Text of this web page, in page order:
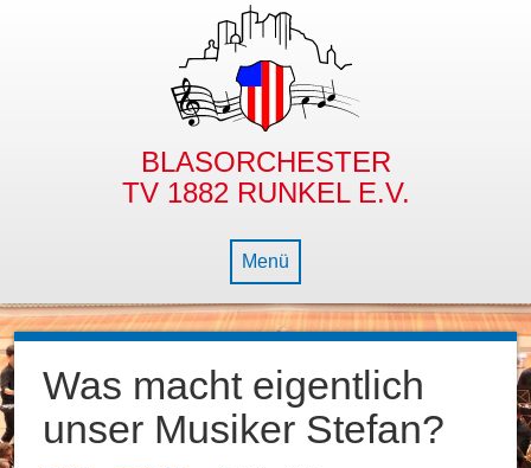
BLASORCHESTER
TV 1882 RUNKEL E.V.
Menü
NEWS
BLASORCHESTER
GESCHICHTE
NACHWUCHS
Was macht eigentlich
unser Musiker Stefan?